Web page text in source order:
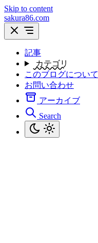
Skip to content
sakura86.com
記事
カテゴリ
このブログについて
お問い合わせ
アーカイブ
Search